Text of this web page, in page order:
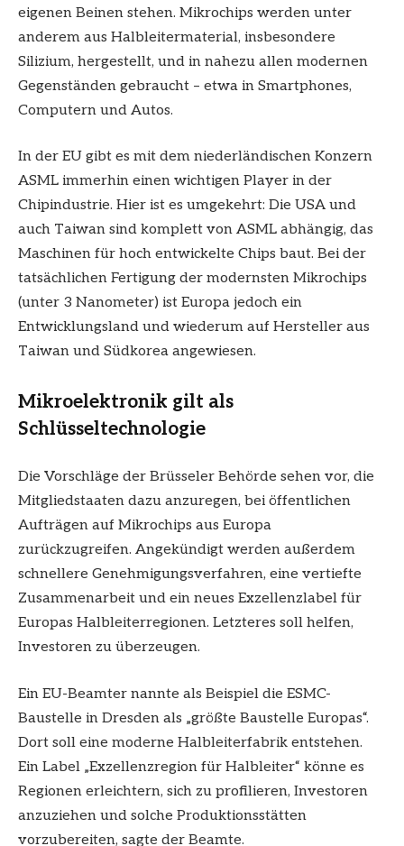
eigenen Beinen stehen. Mikrochips werden unter
anderem aus Halbleitermaterial, insbesondere
Silizium, hergestellt, und in nahezu allen modernen
Gegenständen gebraucht – etwa in Smartphones,
Computern und Autos.
In der EU gibt es mit dem niederländischen Konzern
ASML immerhin einen wichtigen Player in der
Chipindustrie. Hier ist es umgekehrt: Die USA und
auch Taiwan sind komplett von ASML abhängig, das
Maschinen für hoch entwickelte Chips baut. Bei der
tatsächlichen Fertigung der modernsten Mikrochips
(unter 3 Nanometer) ist Europa jedoch ein
Entwicklungsland und wiederum auf Hersteller aus
Taiwan und Südkorea angewiesen.
Mikroelektronik gilt als
Schlüsseltechnologie
Die Vorschläge der Brüsseler Behörde sehen vor, die
Mitgliedstaaten dazu anzuregen, bei öffentlichen
Aufträgen auf Mikrochips aus Europa
zurückzugreifen. Angekündigt werden außerdem
schnellere Genehmigungsverfahren, eine vertiefte
Zusammenarbeit und ein neues Exzellenzlabel für
Europas Halbleiterregionen. Letzteres soll helfen,
Investoren zu überzeugen.
Ein EU-Beamter nannte als Beispiel die ESMC-
Baustelle in Dresden als „größte Baustelle Europas“.
Dort soll eine moderne Halbleiterfabrik entstehen.
Ein Label „Exzellenzregion für Halbleiter“ könne es
Regionen erleichtern, sich zu profilieren, Investoren
anzuziehen und solche Produktionsstätten
vorzubereiten, sagte der Beamte.